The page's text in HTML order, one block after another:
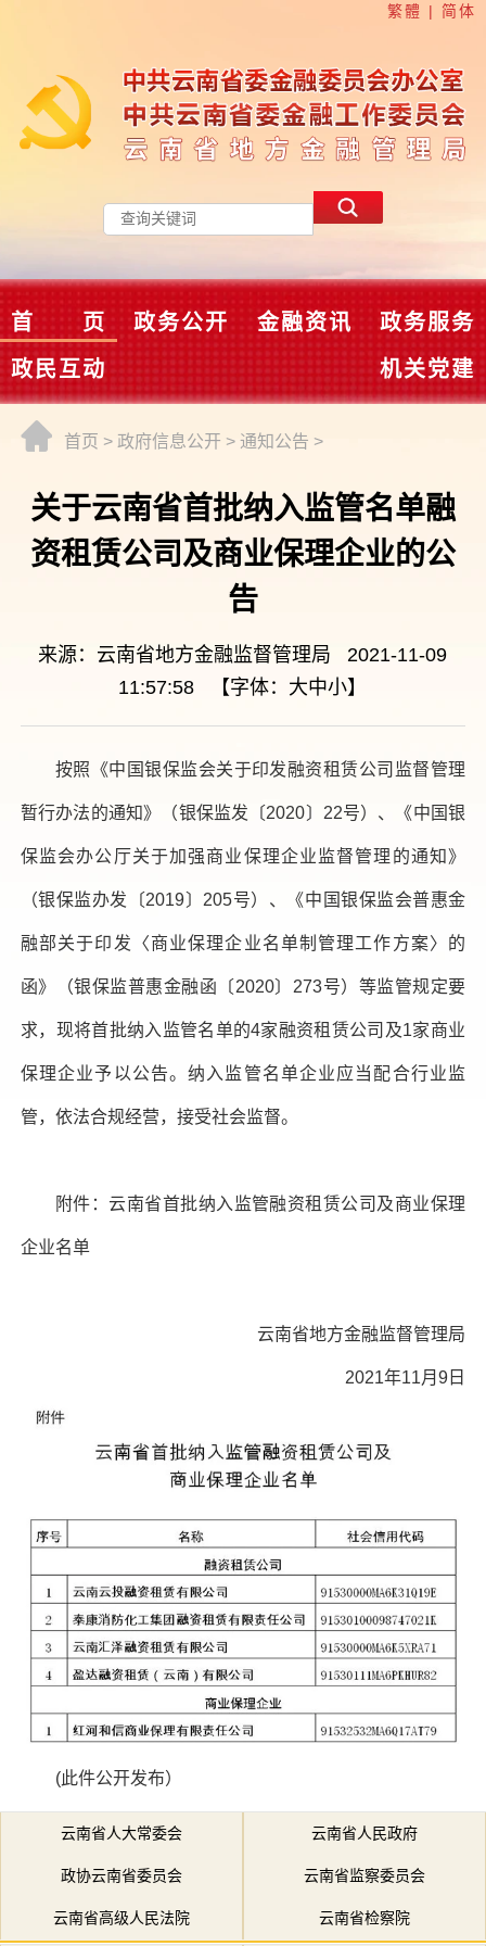
繁體 | 简体
首 页 政务公开 金融资讯
政务服务
政民互动
机关党建
首页 > 政府信息公开 > 通知公告 >
关于云南省首批纳入监管名单融
资租赁公司及商业保理企业的公
告
来源：云南省地方金融监督管理局 2021-11-09
11:57:58 【字体： 大中小】
按照《中国银保监会关于印发融资租赁公司监督管理
暂行办法的通知》（银保监发〔2020〕22号）、《中国银
保监会办公厅关于加强商业保理企业监督管理的通知》
（银保监办发〔2019〕205号）、《中国银保监会普惠金
融部关于印发〈商业保理企业名单制管理工作方案〉的
函》（银保监普惠金融函〔2020〕273号）等监管规定要
求，现将首批纳入监管名单的4家融资租赁公司及1家商业
保理企业予以公告。纳入监管名单企业应当配合行业监
管，依法合规经营，接受社会监督。
附件：云南省首批纳入监管融资租赁公司及商业保理
企业名单
云南省地方金融监督管理局
2021年11月9日
(此件公开发布）
云南省人大常委会 云南省人民政府
政协云南省委员会 云南省监察委员会
云南省高级人民法院 云南省检察院